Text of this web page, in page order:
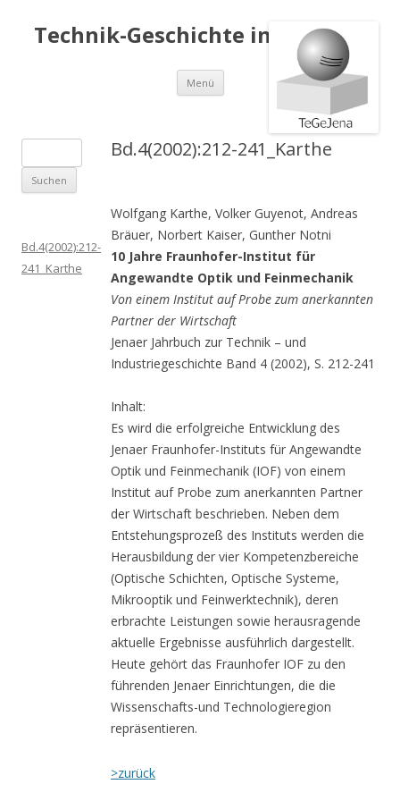
Technik-Geschichte in Jena e.V.
Menü Springe
Inhalt
Bd.4(2002):212-241_Karthe
Wolfgang Karthe, Volker Guyenot, Andreas
Bräuer, Norbert Kaiser, Gunther Notni
10 Jahre Fraunhofer-Institut für
Angewandte Optik und Feinmechanik
Von einem Institut auf Probe zum anerkannten
Partner der Wirtschaft
Jenaer Jahrbuch zur Technik – und
Industriegeschichte Band 4 (2002), S. 212-241
Inhalt:
Es wird die erfolgreiche Entwicklung des
Jenaer Fraunhofer-Instituts für Angewandte
Optik und Feinmechanik (IOF) von einem
Institut auf Probe zum anerkannten Partner
der Wirtschaft beschrieben. Neben dem
Entstehungsprozeß des Instituts werden die
Herausbildung der vier Kompetenzbereiche
(Optische Schichten, Optische Systeme,
Mikrooptik und Feinwerktechnik), deren
erbrachte Leistungen sowie herausragende
aktuelle Ergebnisse ausführlich dargestellt.
Heute gehört das Fraunhofer IOF zu den
führenden Jenaer Einrichtungen, die die
Wissenschafts-und Technologieregion
repräsentieren.
>zurück
u
c
n
a
Bd.4(2002):212-
241_Karthe